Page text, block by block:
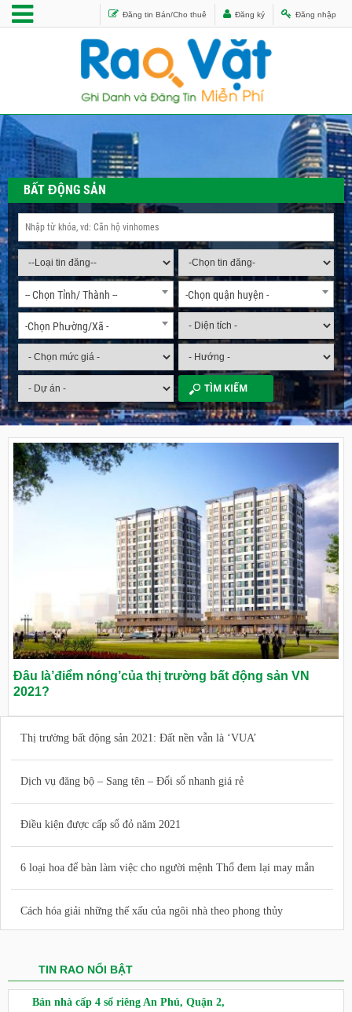
Đăng tin Bán/Cho thuê Đăng ký Đăng nhập
BẤT ĐỘNG SẢN
-- Chọn Tỉnh/ Thành -- -Chọn quận huyện -
-Chọn Phường/Xã -
Đâu là’điểm nóng’của thị trường bất động sản VN
2021?
Thị trường bất động sản 2021: Đất nền vẫn là ‘VUA’
Dịch vụ đăng bộ – Sang tên – Đổi sổ nhanh giá rẻ
Điều kiện được cấp sổ đỏ năm 2021
6 loại hoa để bàn làm việc cho người mệnh Thổ đem lại may mắn
Cách hóa giải những thế xấu của ngôi nhà theo phong thủy
TIN RAO NỔI BẬT
Bán nhà cấp 4 sổ riêng An Phú, Quận 2,